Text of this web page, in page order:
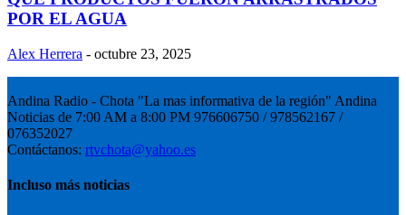
POR EL AGUA
Alex Herrera - octubre 23, 2025
Andina Radio - Chota "La mas informativa de la región" Andina
Noticias de 7:00 AM a 8:00 PM 976606750 / 978562167 /
076352027
Contáctanos: rtvchota@yahoo.es
Incluso más noticias